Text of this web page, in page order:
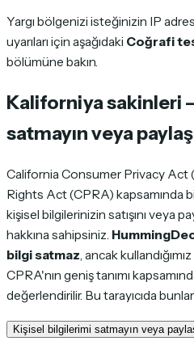
Yargı bölgenizi isteğinizin IP
uyarıları için aşağıdaki Coğrafi
bölümüne bakın.
Kaliforniya sakinleri
satmayın veya
California Consumer Privacy Act
Rights Act (CPRA) kapsamında
kişisel bilgilerinizin satışını veya
hakkına sahipsiniz.
bilgi satmaz, ancak
CPRA'nın geniş tanımı
değerlendirilir. Bu tarayıcıda
Kişisel bilgilerimi satmayın veya